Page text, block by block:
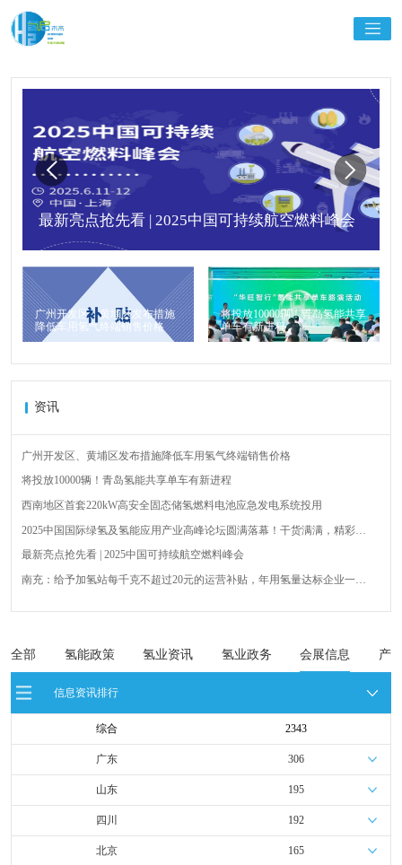
最新亮点抢先看 | 2025中国可持续航空燃料峰会
广州开发区、黄埔区发布措施
降低车用氢气终端销售价格
将投放10000辆！青岛氢能共享
单车有新进程
资讯
广州开发区、黄埔区发布措施降低车用氢气终端销售价格
将投放10000辆！青岛氢能共享单车有新进程
西南地区首套220kW高安全固态储氢燃料电池应急发电系统投用
2025中国国际绿氢及氢能应用产业高峰论坛圆满落幕！干货满满，精彩瞬
最新亮点抢先看 | 2025中国可持续航空燃料峰会
南充：给予加氢站每千克不超过20元的运营补贴，年用氢量达标企业一次
成果验收工作会议在呼伦贝尔举行
新疆俊瑞温宿规模化制绿氢项目开工仪式在温宿县成功举办
产业发展举办交流会
全部 氢能政策 氢业资讯 氢业政务 会展信息 产
信息资讯排行
综合 2343
广东 306
山东 195
四川 192
北京 165